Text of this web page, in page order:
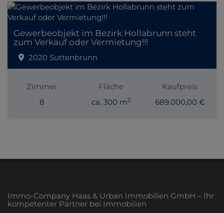
Gewerbeobjekt im Bezirk Hollabrunn steht
zum Verkauf oder Vermietung!!!
2020 Suttenbrunn
Zimmer
8
Fläche
ca. 300 m2
Kaufpreis
689.000,00 €
Immo-Company Haas & Urban Immobilien GmbH – Ihr
kompetenter Partner bei Immobilien